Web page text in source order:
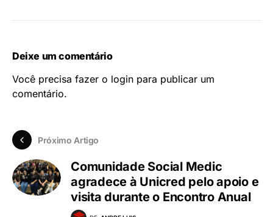
Deixe um comentário
Você precisa fazer o login para publicar um
comentário.
Próximo Artigo
Comunidade Social Medic
agradece à Unicred pelo apoio e
visita durante o Encontro Anual